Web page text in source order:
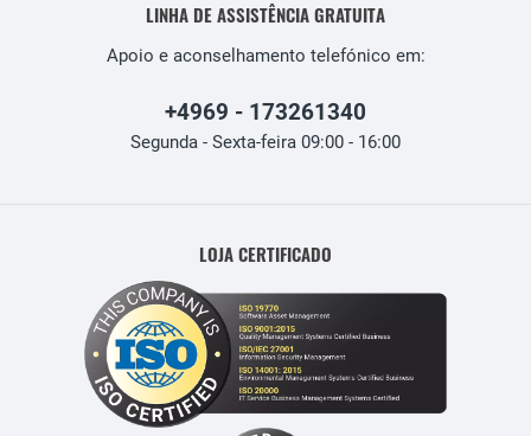
LINHA DE ASSISTÊNCIA GRATUITA
Apoio e aconselhamento telefónico em:
+4969 - 173261340
Segunda - Sexta-feira 09:00 - 16:00
LOJA CERTIFICADO